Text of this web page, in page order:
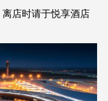
店时请于悦享酒店